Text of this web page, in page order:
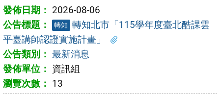
2026-08-06
轉知 轉知北市「115學年度臺北酷課雲
平臺講師認證實施計畫」
最新消息
資訊組
13